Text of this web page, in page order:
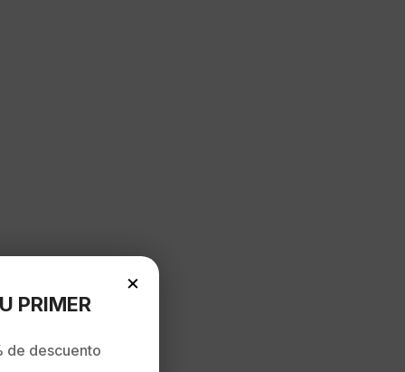
×
PRIMER
de descuento